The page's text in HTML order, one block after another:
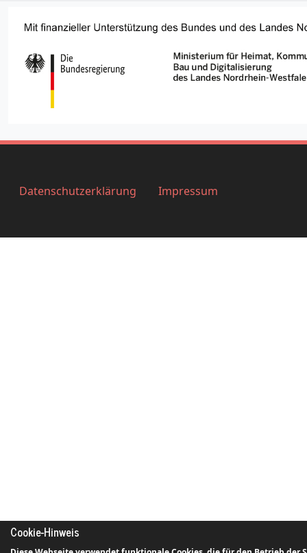
Datenschutzerklärung Impressum
Cookie-Hinweis